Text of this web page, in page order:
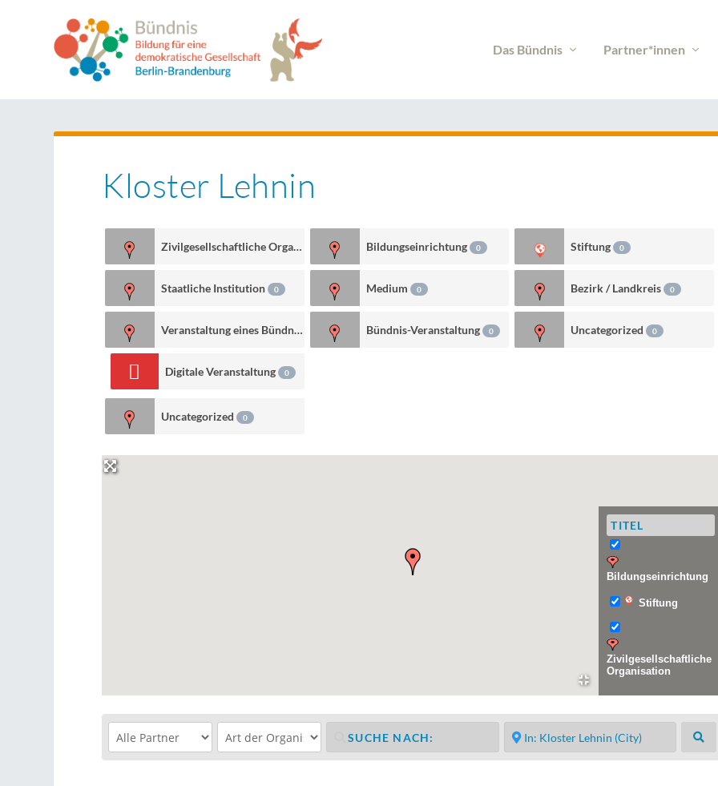
Das Bündnis Partner*innen
Kloster Lehnin
Zivilgesellschaftliche Organisation Bildungseinrichtung 0 Stiftung 0
Staatliche Institution 0 Medium 0 Bezirk / Landkreis 0
Veranstaltung eines Bündnismitglieds
Digitale Veranstaltung 0
Bündnis-Veranstaltung 0 Uncategorized 0
Uncategorized 0
Bildungseinrichtung
Stiftung
Zivilgesellschaftliche
Organisation